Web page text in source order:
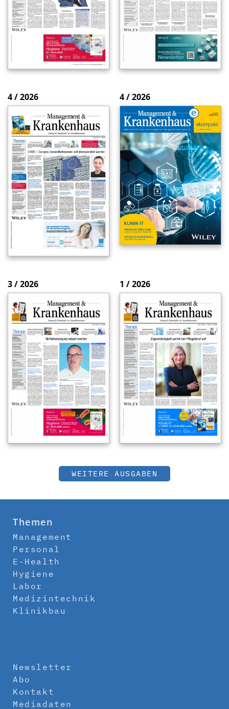
4 / 2026 4 / 2026
3 / 2026 1 / 2026
WEITERE AUSGABEN
Themen
Management
Personal
E-Health
Hygiene
Labor
Medizintechnik
Klinikbau
Newsletter
Abo
Kontakt
Mediadaten